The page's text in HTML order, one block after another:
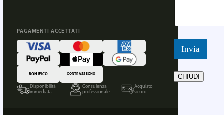
PAGAMENTI ACCETTATI
BONIFICO CONTRASSEGNO
Disponibilità
immediata
Consulenza
professionale
Acquisto
sicuro
Invia
CHIUDI